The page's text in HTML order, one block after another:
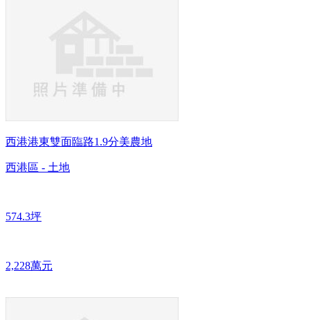
西港港東雙面臨路1.9分美農地
西港區 - 土地
574.3坪
2,228萬元